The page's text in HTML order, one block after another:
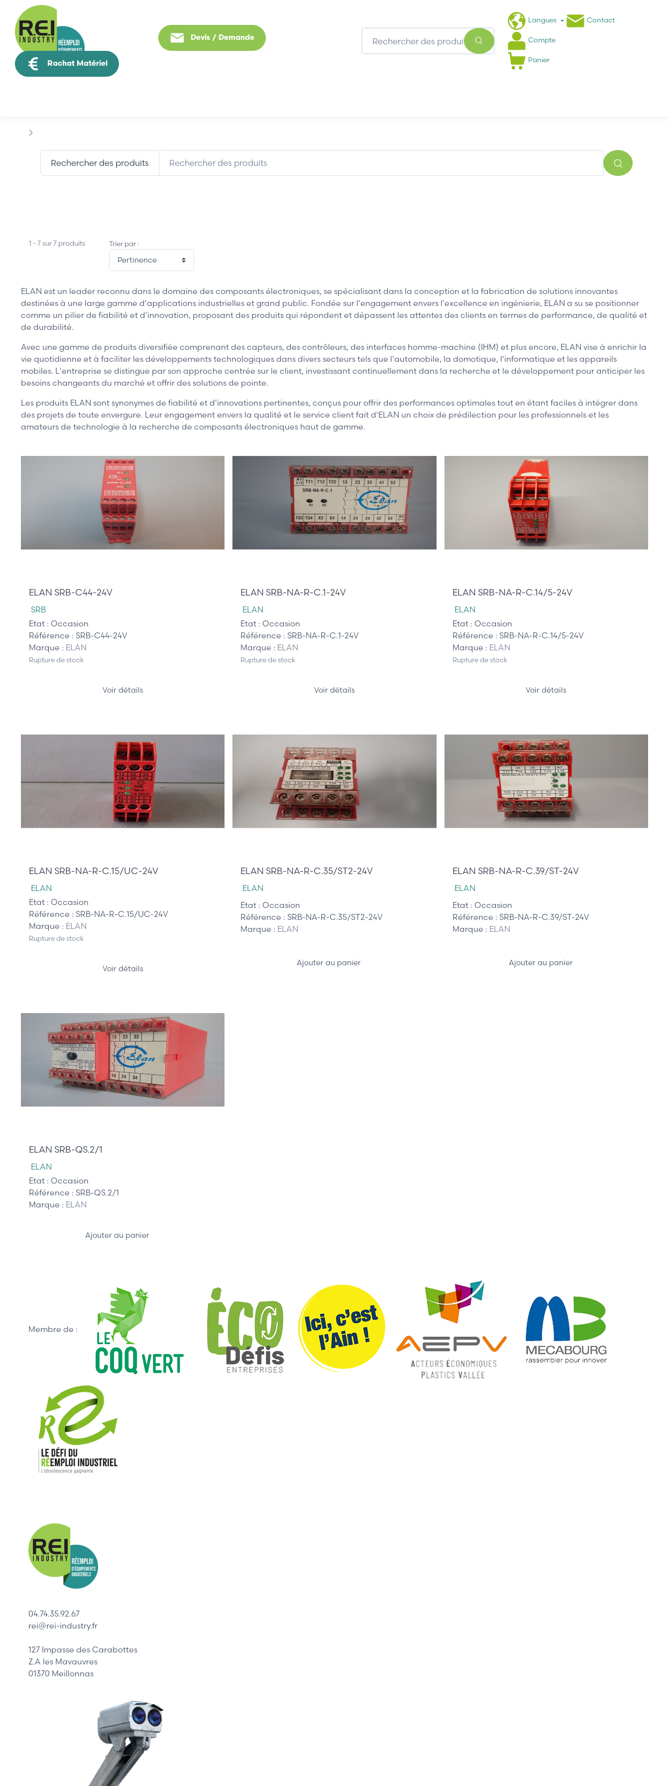
Devis / Demande
Rachat Matériel
Langues Contact
Compte
Panier
Rechercher des produits
1 - 7 sur 7 produits Trier par :
ELAN est un leader reconnu dans le domaine des composants électroniques, se spécialisant dans la conception et la fabrication de solutions innovantes
destinées à une large gamme d'applications industrielles et grand public. Fondée sur l'engagement envers l'excellence en ingénierie, ELAN a su se positionner
comme un pilier de fiabilité et d'innovation, proposant des produits qui répondent et dépassent les attentes des clients en termes de performance, de qualité et
de durabilité.
Avec une gamme de produits diversifiée comprenant des capteurs, des contrôleurs, des interfaces homme-machine (IHM) et plus encore, ELAN vise à enrichir la
vie quotidienne et à faciliter les développements technologiques dans divers secteurs tels que l'automobile, la domotique, l'informatique et les appareils
mobiles. L'entreprise se distingue par son approche centrée sur le client, investissant continuellement dans la recherche et le développement pour anticiper les
besoins changeants du marché et offrir des solutions de pointe.
Les produits ELAN sont synonymes de fiabilité et d'innovations pertinentes, conçus pour offrir des performances optimales tout en étant faciles à intégrer dans
des projets de toute envergure. Leur engagement envers la qualité et le service client fait d'ELAN un choix de prédilection pour les professionnels et les
amateurs de technologie à la recherche de composants électroniques haut de gamme.
ELAN SRB-C44-24V
SRB
Etat : Occasion
Référence : SRB-C44-24V
Marque : ELAN
Rupture de stock
Voir détails
ELAN SRB-NA-R-C.1-24V
ELAN
Etat : Occasion
Référence : SRB-NA-R-C.1-24V
Marque : ELAN
Rupture de stock
Voir détails
ELAN SRB-NA-R-C.14/5-24V
ELAN
Etat : Occasion
Référence : SRB-NA-R-C.14/5-24V
Marque : ELAN
Rupture de stock
Voir détails
ELAN SRB-NA-R-C.15/UC-24V
ELAN
Etat : Occasion
Référence : SRB-NA-R-C.15/UC-24V
Marque : ELAN
Rupture de stock
Voir détails
ELAN SRB-NA-R-C.35/ST2-24V
ELAN
Etat : Occasion
Référence : SRB-NA-R-C.35/ST2-24V
Marque : ELAN
Ajouter au panier
ELAN SRB-NA-R-C.39/ST-24V
ELAN
Etat : Occasion
Référence : SRB-NA-R-C.39/ST-24V
Marque : ELAN
Ajouter au panier
ELAN SRB-QS.2/1
ELAN
Etat : Occasion
Référence : SRB-QS.2/1
Marque : ELAN
Ajouter au panier
Membre de :
04.74.35.92.67
rei@rei-industry.fr
127 Impasse des Carabottes
Z.A les Mavauvres
01370 Meillonnas